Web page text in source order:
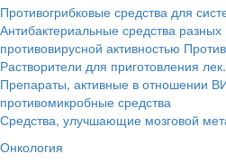
Противогрибковые средства для
Антибактериальные средства разных
противовирусной активностью
Растворители для приготовления
Препараты, активные в отношении
противомикробные средства
Средства, улучшающие мозговой
Онкология